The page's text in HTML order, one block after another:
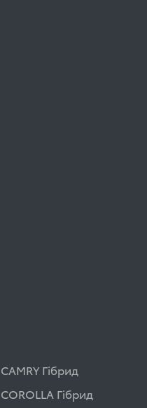
CAMRY Гібрид
COROLLA Гібрид